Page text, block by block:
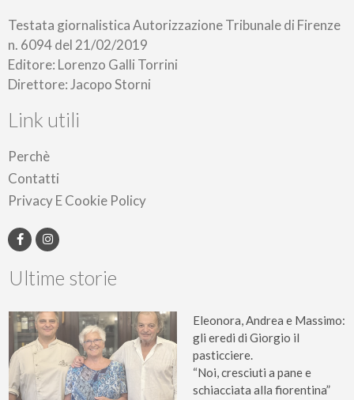
Testata giornalistica Autorizzazione Tribunale di Firenze
n. 6094 del 21/02/2019
Editore: Lorenzo Galli Torrini
Direttore: Jacopo Storni
Link utili
Perchè
Contatti
Privacy E Cookie Policy
Ultime storie
Eleonora, Andrea e Massimo:
gli eredi di Giorgio il
pasticciere.
“Noi, cresciuti a pane e
schiacciata alla fiorentina”